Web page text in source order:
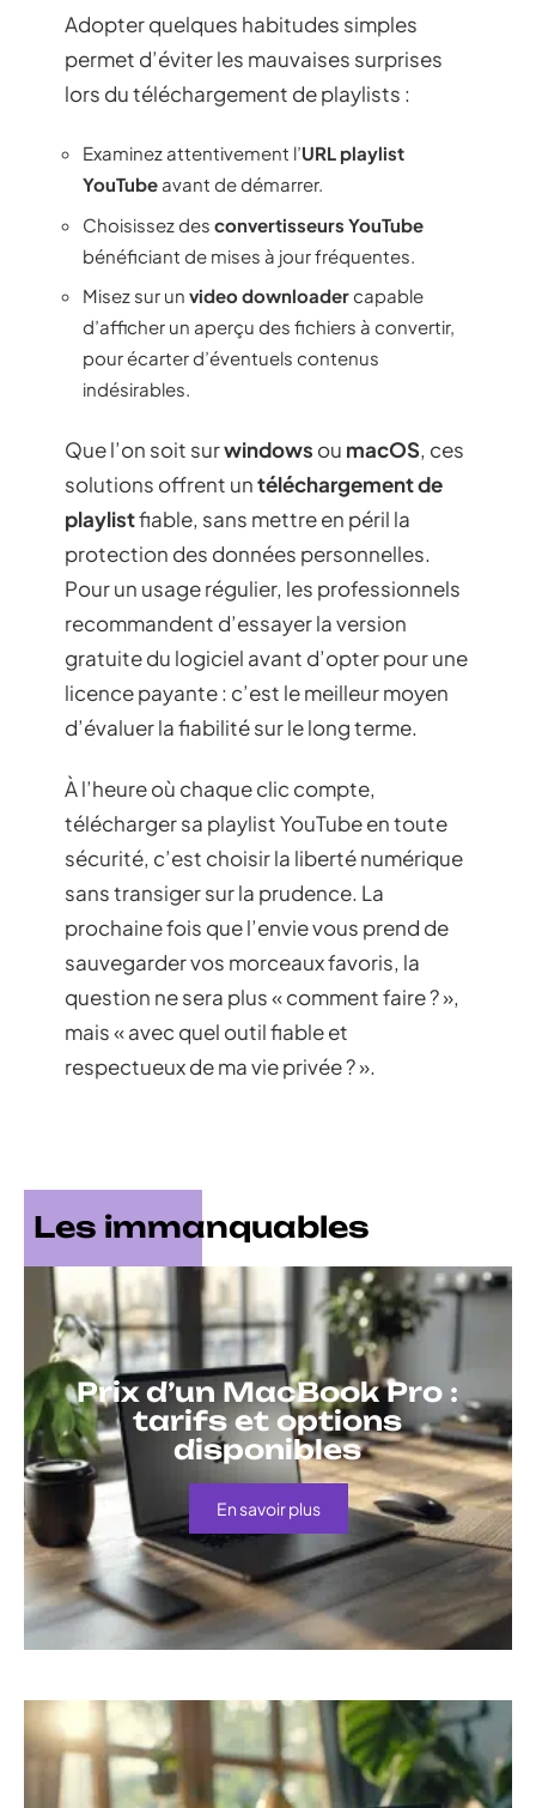
Adopter quelques habitudes simples
permet d’éviter les mauvaises surprises
lors du téléchargement de playlists :
Examinez attentivement l’URL playlist
YouTube avant de démarrer.
Choisissez des convertisseurs YouTube
bénéficiant de mises à jour fréquentes.
Misez sur un video downloadercapable
d’afficher un aperçu des fichiers à convertir,
pour écarter d’éventuels contenus
indésirables.
Que l’on soit surwindows ou macOS, ces
solutions offrent untéléchargement de
playlistfiable, sans mettre en péril la
protection des données personnelles.
Pour un usage régulier, les professionnels
recommandent d’essayer la version
gratuite du logiciel avant d’opter pour une
licence payante : c’est le meilleur moyen
d’évaluer la fiabilité sur le long terme.
À l’heure où chaque clic compte,
télécharger sa playlist YouTube en toute
sécurité, c’est choisir la liberté numérique
sans transiger sur la prudence. La
prochaine fois que l’envie vous prend de
sauvegarder vos morceaux favoris, la
question ne sera plus « comment faire ? »,
mais « avec quel outil fiable et
respectueux de ma vie privée ? ».
Les immanquables
Prix d’un MacBook Pro :
tarifs et options
disponibles
En savoir plus